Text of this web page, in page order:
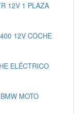
12V 1 PLAZA
12V COCHE
ELÉCTRICO
MOTO